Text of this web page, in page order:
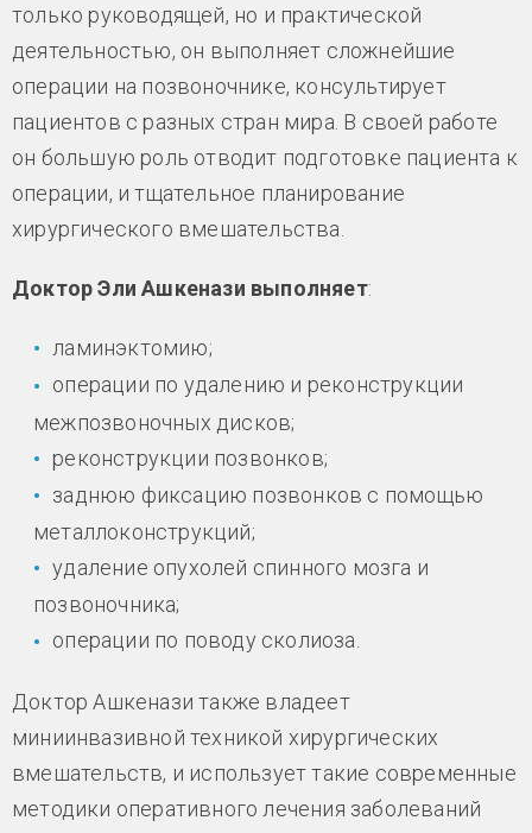
только руководящей, но и практической
деятельностью, он выполняет сложнейшие
операции на позвоночнике, консультирует
пациентов с разных стран мира. В своей работе
он большую роль отводит подготовке пациента к
операции, и тщательное планирование
хирургического вмешательства.
Доктор Эли Ашкенази выполняет:
ламинэктомию;
операции по удалению и реконструкции
межпозвоночных дисков;
реконструкции позвонков;
заднюю фиксацию позвонков с помощью
металлоконструкций;
удаление опухолей спинного мозга и
позвоночника;
операции по поводу сколиоза.
Доктор Ашкенази также владеет
миниинвазивной техникой хирургических
вмешательств, и использует такие современные
методики оперативного лечения заболеваний